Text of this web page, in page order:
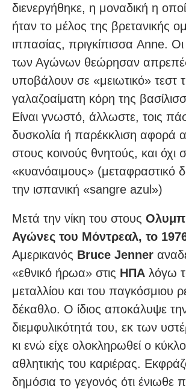
διενεργήθηκε, η μοναδική η
ήταν το μέλος της βρετανικής
ιππασίας, πριγκίπισσα Anne.
των Αγώνων θεώρησαν
υποβάλουν σε «μειωτικό» τεστ
γαλαζοαίματη κόρη της
Είναι γνωστό, άλλωστε, τοις
δυσκολία ή παρέκκλιση αφορά
στους κοινούς θνητούς, και όχι
«κυανόαιμους» (μεταφραστικό
την ισπανική «sangre azul»)
Μετά την νίκη του στους
Αγώνες του Μόντρεαλ, το
Αμερικανός Bruce Jenner
«εθνικό ήρωα» στις ΗΠΑ λόγω
μεταλλίου και του παγκόσμιου
δέκαθλο. Ο ίδιος αποκάλυψε
διεμφυλικότητά του, εκ των
κι ενώ είχε ολοκληρωθεί ο
αθλητικής του καριέρας.
δημόσια το γεγονός ότι ένιωθε